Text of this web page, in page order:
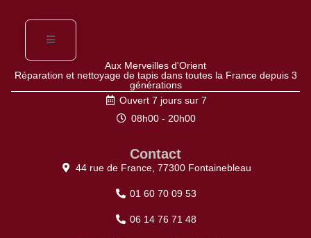
Aux Merveilles d'Orient
Réparation et nettoyage de tapis dans toutes la France depuis 3
générations
Ouvert 7 jours sur 7
08h00 - 20h00
Contact
44 rue de France, 77300 Fontainebleau
01 60 70 09 53
06 14 76 71 48